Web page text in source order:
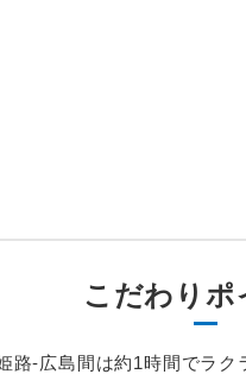
こだわりポ
路-広島間は約1時間でラク